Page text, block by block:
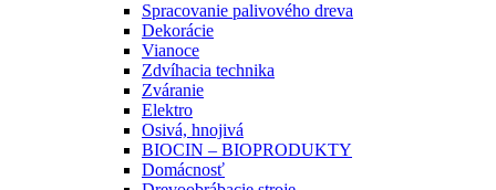
Spracovanie palivového dreva
Dekorácie
Vianoce
Zdvíhacia technika
Zváranie
Elektro
Osivá, hnojivá
BIOCIN – BIOPRODUKTY
Domácnosť